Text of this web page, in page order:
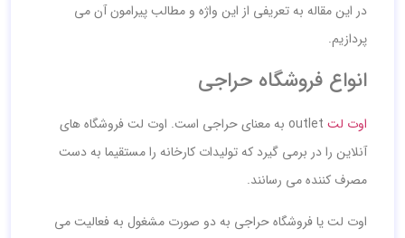
در این مقاله به تعریفی از این واژه و مطالب پیرامون آن می
پردازیم.
انواع فروشگاه حراجی
اوت لت
outlet به معنای حراجی است. اوت لت فروشگاه های
آنلاین را در برمی گیرد که تولیدات کارخانه را مستقیما به دست
مصرف کننده می رسانند.
اوت لت یا فروشگاه حراجی به دو صورت مشغول به فعالیت می